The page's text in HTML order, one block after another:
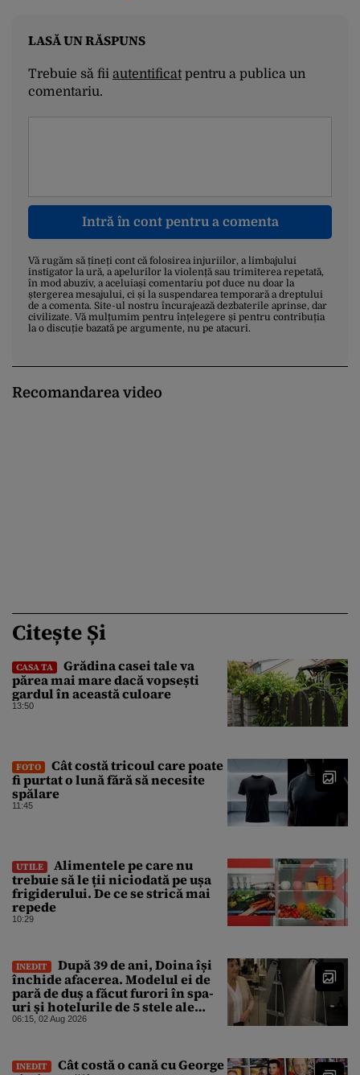
LASĂ UN RĂSPUNS
Trebuie să fii autentificatpentru a publica un
comentariu.
Intră în cont pentru a comenta
Vă rugăm să țineți cont că folosirea injuriilor, a limbajului
instigator la ură, a apelurilor la violență sau trimiterea repetată,
în mod abuziv, a aceluiași comentariu pot duce nu doar la
ștergerea mesajului, ci și la suspendarea temporară a dreptului
de a comenta. Site-ul nostru încurajează dezbaterile aprinse, dar
civilizate. Vă mulțumim pentru înțelegere și pentru contribuția
la o discuție bazată pe argumente, nu pe atacuri.
Recomandarea video
Citește Și
CASA TA
Grădina casei tale va
părea mai mare dacă vopsești
gardul în această culoare
13:50
FOTO
Cât costă tricoul care poate
fi purtat o lună fără să necesite
spălare
11:45
UTILE
Alimentele pe care nu
trebuie să le ții niciodată pe ușa
frigiderului. De ce se strică mai
repede
10:29
INEDIT
După 39 de ani, Doina își
închide afacerea. Modelul ei de
pară de duș a făcut furori în spa-
uri și hotelurile de 5 stele ale
lumii. Ce nu a mai mers
06:15, 02 Aug 2026
INEDIT
Cât costă o cană cu George